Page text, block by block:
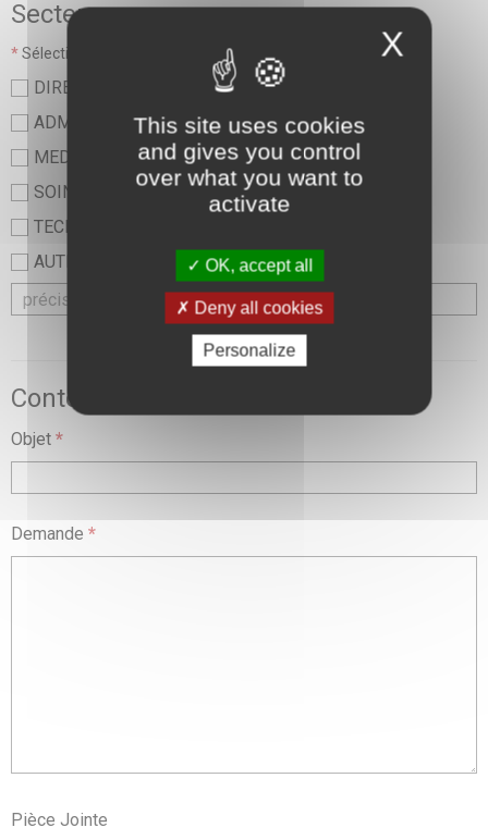
Secteur
*Sélectionner une valeur :
DIRECTION
ADMINISTRATIF
MEDICAL
SOINS ET PARAMEDICAL
TECHNIQUE ET LOGISTIQUE
AUTRE
Contexte de la demande
Objet *
Demande *
Pièce Jointe
X
This site uses cookies
and gives you control
over what you want to
activate
OK, accept all
Deny all cookies
Personalize